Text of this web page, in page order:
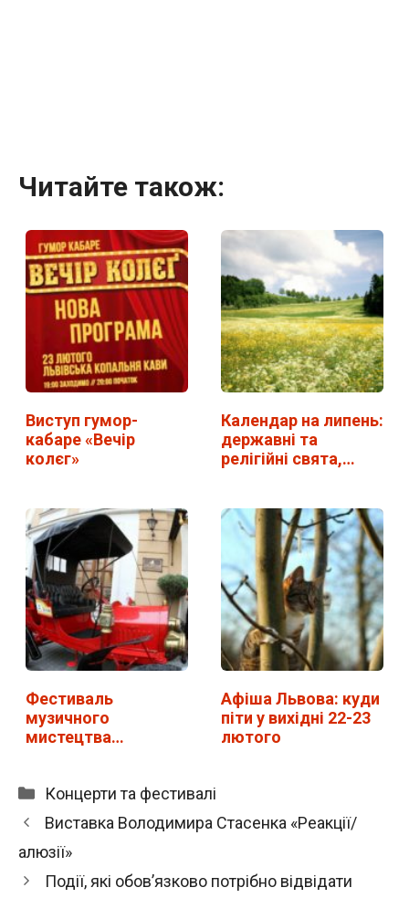
Читайте також:
Виступ гумор-
кабаре «Вечір
колєг»
Календар на липень:
державні та
релігійні свята,…
Фестиваль
музичного
мистецтва
Афіша Львова: куди
піти у вихідні 22-23
лютого
Категорії
Концерти та фестивалі
Виставка Володимира Стасенка «Реакції/
алюзії»
Події, які обов’язково потрібно відвідати